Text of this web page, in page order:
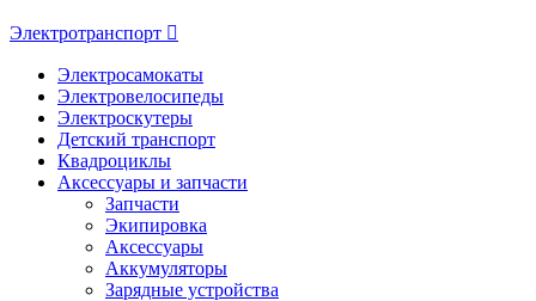
Электротранспорт
Электросамокаты
Электровелосипеды
Электроскутеры
Детский транспорт
Квадроциклы
Аксессуары и запчасти
Запчасти
Экипировка
Аксессуары
Аккумуляторы
Зарядные устройства